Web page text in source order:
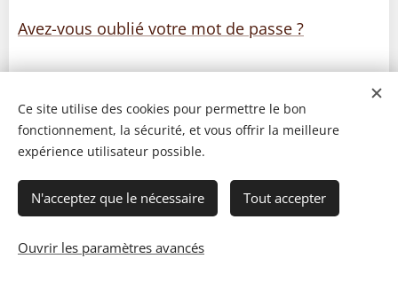
Avez-vous oublié votre mot de passe ?
© 2023 Les recettes d'Henri-Luc. Tous droits réservés.
Ce site utilise des cookies pour permettre le bon
fonctionnement, la sécurité, et vous offrir la meilleure
expérience utilisateur possible.
N'acceptez que le nécessaire Tout accepter
Ouvrir les paramètres avancés